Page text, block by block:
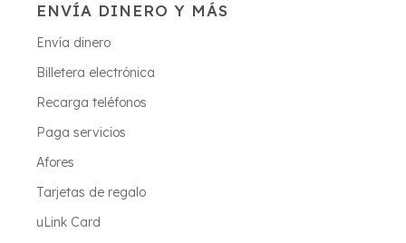
ENVÍA DINERO Y MÁS
Envía dinero
Billetera electrónica
Recarga teléfonos
Paga servicios
Afores
Tarjetas de regalo
uLink Card